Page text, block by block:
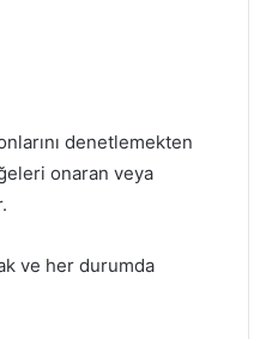
denetlemekten
onaran veya
ve her durumda